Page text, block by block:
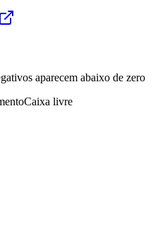
aparecem abaixo de zero
Caixa livre